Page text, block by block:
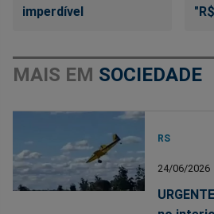
imperdível
MAIS EM SOCIEDADE
RS
24/06/2026